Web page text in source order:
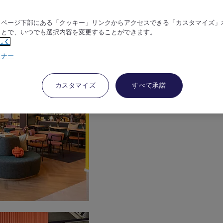
ージ下部にある「クッキー」リンクからアクセスできる「カスタマイズ」
で、いつでも選択内容を変更することができます。
く
ー
カスタマイズ すべて承諾